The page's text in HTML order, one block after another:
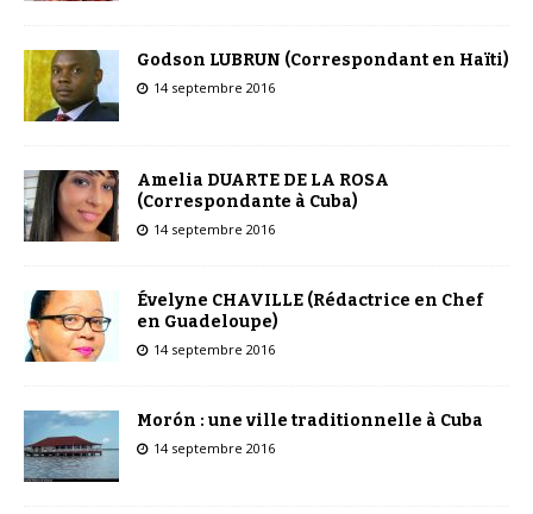
Godson LUBRUN (Correspondant en Haïti)
14 septembre 2016
Amelia DUARTE DE LA ROSA
(Correspondante à Cuba)
14 septembre 2016
Évelyne CHAVILLE (Rédactrice en Chef
en Guadeloupe)
14 septembre 2016
Morón : une ville traditionnelle à Cuba
14 septembre 2016